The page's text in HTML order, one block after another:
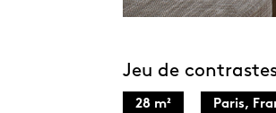
Jeu de
28 m² Paris,